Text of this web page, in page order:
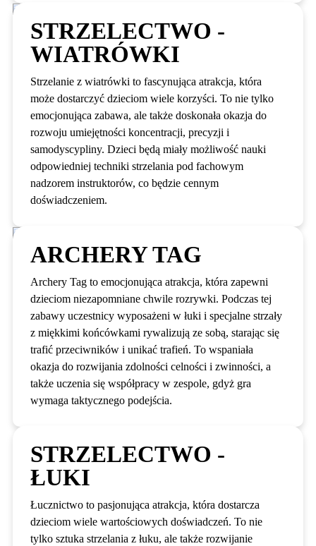
STRZELECTWO -
WIATRÓWKI
Strzelanie z wiatrówki to fascynująca atrakcja, która
może dostarczyć dzieciom wiele korzyści. To nie tylko
emocjonująca zabawa, ale także doskonała okazja do
rozwoju umiejętności koncentracji, precyzji i
samodyscypliny. Dzieci będą miały możliwość nauki
odpowiedniej techniki strzelania pod fachowym
nadzorem instruktorów, co będzie cennym
doświadczeniem.
ARCHERY TAG
Archery Tag to emocjonująca atrakcja, która zapewni
dzieciom niezapomniane chwile rozrywki. Podczas tej
zabawy uczestnicy wyposażeni w łuki i specjalne strzały
z miękkimi końcówkami rywalizują ze sobą, starając się
trafić przeciwników i unikać trafień. To wspaniała
okazja do rozwijania zdolności celności i zwinności, a
także uczenia się współpracy w zespole, gdyż gra
wymaga taktycznego podejścia.
STRZELECTWO -
ŁUKI
Łucznictwo to pasjonująca atrakcja, która dostarcza
dzieciom wiele wartościowych doświadczeń. To nie
tylko sztuka strzelania z łuku, ale także rozwijanie